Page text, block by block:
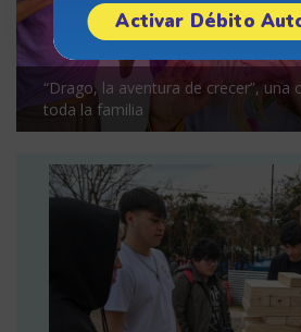
“Drago, la aventura de crecer”, una
toda la familia
Activar Débito